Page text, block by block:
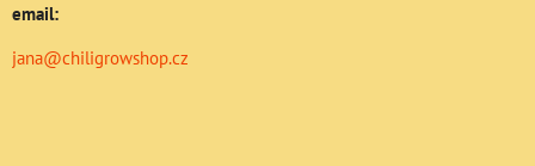
email:
jana@chiligrowshop.cz